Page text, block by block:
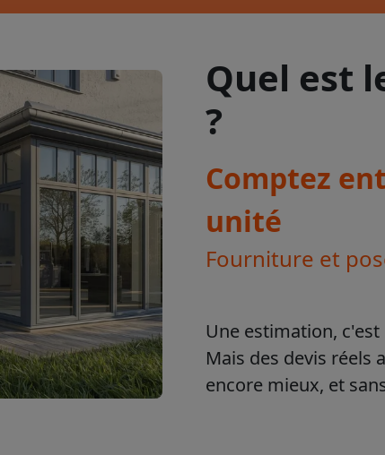
Quel est
?
Comptez
unité
Fourniture et
Une estimation, c'est
Mais des devis réels
encore mieux, et